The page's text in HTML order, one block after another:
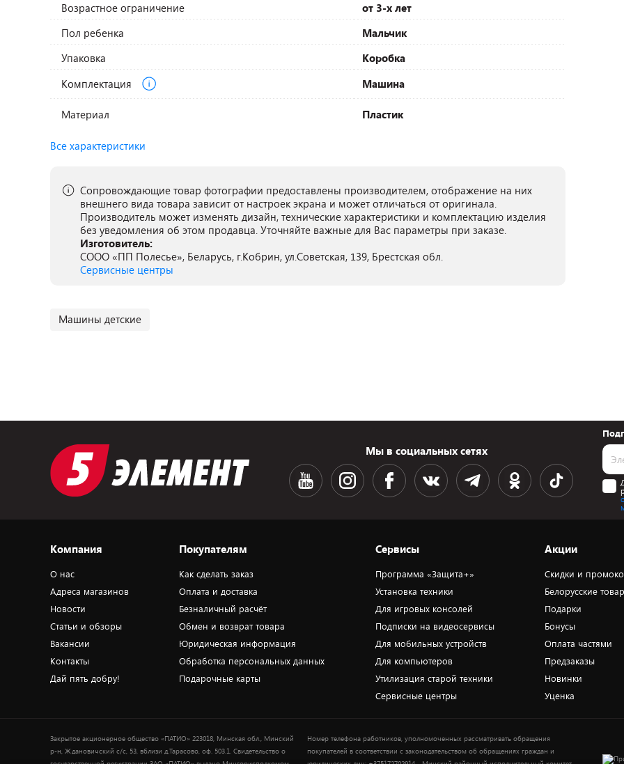
Возрастное ограничение
от 3-х лет
Пол ребенка
Мальчик
Упаковка
Коробка
Комплектация
Машина
Материал Пластик
Все характеристики
Сопровождающие товар фотографии предоставлены производителем, отображение на них
внешнего вида товара зависит от настроек экрана и может отличаться от оригинала.
Производитель может изменять дизайн, технические характеристики и комплектацию изделия
без уведомления об этом продавца. Уточняйте важные для Вас параметры при заказе.
Изготовитель:
СООО «ПП Полесье», Беларусь, г.Кобрин, ул.Советская, 139, Брестская обл.
Сервисные центры
Машины детские
Мы в социальных сетях
Компания
О нас
Адреса магазинов
Новости
Статьи и обзоры
Вакансии
Контакты
Дай пять добру!
Покупателям
Как сделать заказ
Оплата и доставка
Безналичный расчёт
Обмен и возврат товара
Юридическая информация
Обработка персональных данных
Подарочные карты
Сервисы
Программа «Защита+»
Установка техники
Для игровых консолей
Подписки на видеосервисы
Для мобильных устройств
Для компьютеров
Утилизация старой техники
Сервисные центры
Акции
Скидки и
Белорусские
Подарки
Бонусы
Оплата частями
Предзаказы
Новинки
Уценка
Закрытое акционерное общество «ПАТИО» 223018, Минская обл., Минский
р-н, Ждановичский с/с, 53, вблизи д.Тарасово, оф. 503.1. Свидетельство о
Номер телефона работников, уполномоченных рассматривать обращения
покупателей в соответствии с законодательством об обращениях граждан и